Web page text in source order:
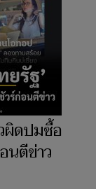
ผิดปมซื้อ
นตีข่าว